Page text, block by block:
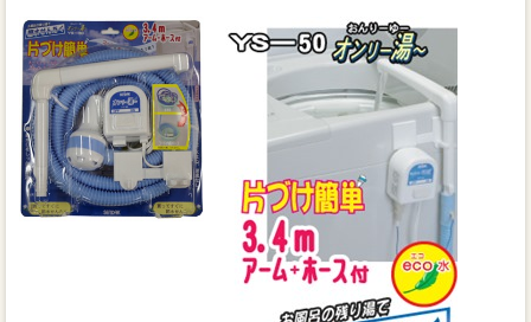
お客様サポート
採用情報
会社案内